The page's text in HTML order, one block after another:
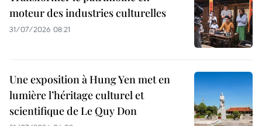
moteur des industries culturelles
31/07/2026 08:21
Une exposition à Hung Yen met en
lumière l’héritage culturel et
scientifique de Le Quy Don